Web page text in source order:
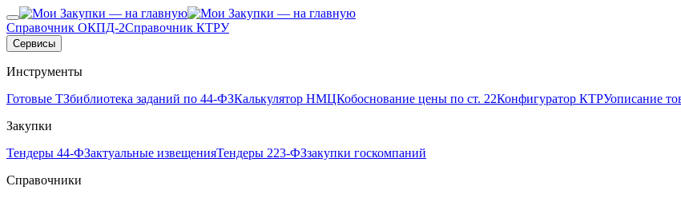
Справочник ОКПД-2Справочник КТРУ
Сервисы
Инструменты
Готовые ТЗбиблиотека заданий по 44-ФЗКалькулятор НМЦКобоснование цены по ст. 22Конфигуратор КТРУописание
Закупки
Тендеры 44-ФЗактуальные извещенияТендеры 223-ФЗзакупки госкомпаний
Справочники